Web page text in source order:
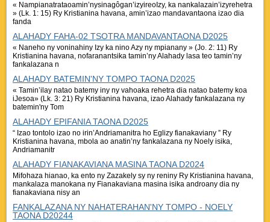
« Nampianatrataoamin’nysinagôgan’izyireoIzy, ka nankalazain’izyrehetra
» (Lk. 1: 15) Ry Kristianina havana, amin’izao mandavantaona izao dia
fanda
ALAHADY FAHA-02 TSOTRA MANDAVANTAONA D2025
« Naneho ny voninahiny Izy ka nino Azy ny mpianany » (Jo. 2: 11) Ry
Kristianina havana, nofaranantsika tamin’ny Alahady lasa teo tamin’ny
fankalazana n
ALAHADY BATEMIN'NY TOMPO TAONA D2025
« Tamin’ilay natao batemy iny ny vahoaka rehetra dia natao batemy koa
iJesoa» (Lk. 3: 21) Ry Kristianina havana, izao Alahady fankalazana ny
batemin'ny Tom
ALAHADY EPIFANIA TAONA D2025
“ Izao tontolo izao no irin’Andriamanitra ho Eglizy fianakaviany ” Ry
Kristianina havana, mbola ao anatin’ny fankalazana ny Noely isika,
Andriamanitr
ALAHADY FIANAKAVIANA MASINA TAONA D2024
Mifohaza hianao, ka ento ny Zazakely sy ny reniny Ry Kristianina havana,
mankalaza manokana ny Fianakaviana masina isika androany dia ny
fianakaviana nisy an
FANKALAZANA NY NAHATERAHAN'NY TOMPO - NOELY
TAONA D20244